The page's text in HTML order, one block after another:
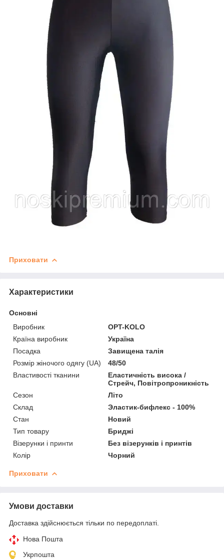
Приховати
Характеристики
Основні
Виробник
OPT-KOLO
Країна виробник
Україна
Посадка
Завищена талія
Розмір жіночого одягу (UA)
48/50
Властивості тканини
Еластичність висока /
Стрейч, Повітропроникність
Сезон
Літо
Склад
Эластик-бифлекс - 100%
Стан
Новий
Тип товару
Бриджі
Візерунки і принти
Без візерунків і принтів
Колір
Чорний
Приховати
Умови доставки
Доставка здійснюється тільки по передоплаті.
Нова Пошта
Укрпошта